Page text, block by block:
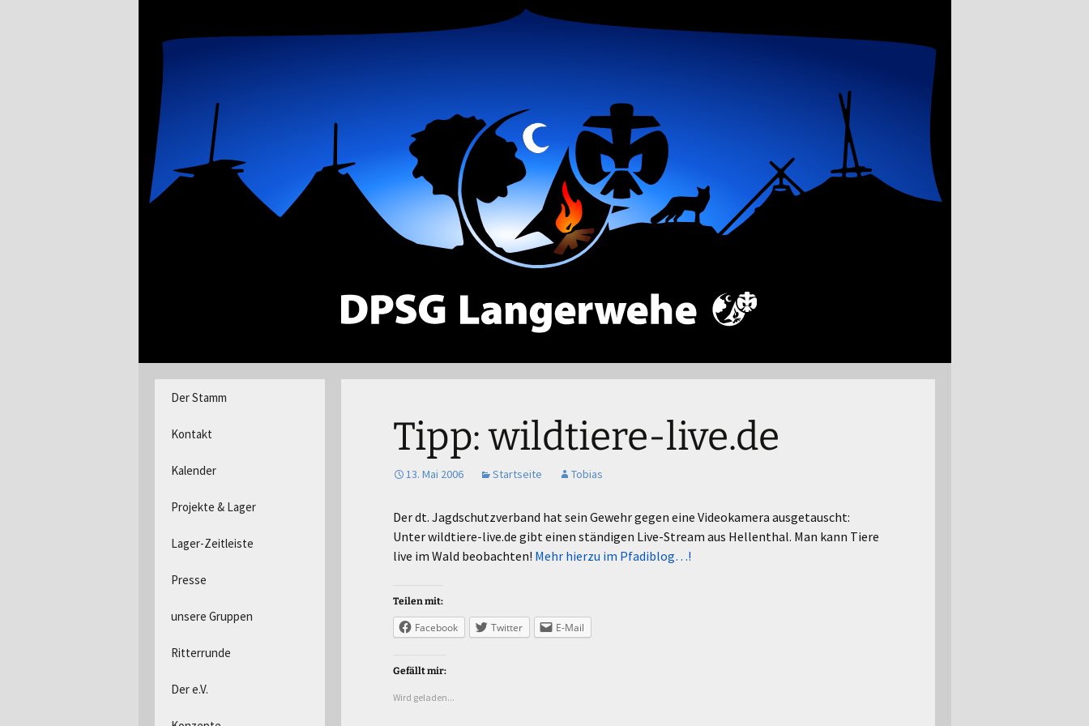
Pfadfinder Langerwehe
DPSG Stamm Langerwehe, Deutsche Pfadfinderschaft St. Georg
springen
Der Stamm
Kontakt
Kalender
Projekte & Lager
Lager-Zeitleiste
Presse
unsere Gruppen
Ritterrunde
Der e.V.
Tipp: wildtiere-live.de
13. Mai 2006 Startseite Tobias
Der dt. Jagdschutzverband hat sein Gewehr gegen eine Videokamera ausgetauscht:
Unter wildtiere-live.de gibt einen ständigen Live-Stream aus Hellenthal. Man kann Tiere
live im Wald beobachten! Mehr hierzu im Pfadiblog…!
Teilen mit:
Facebook Twitter E-Mail
Gefällt mir:
Wird geladen...